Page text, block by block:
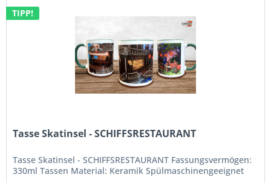
TIPP!
Tasse Skatinsel - SCHIFFSRESTAURANT
Tasse Skatinsel - SCHIFFSRESTAURANT Fassungsvermögen:
330ml Tassen Material: Keramik Spülmaschinengeeignet